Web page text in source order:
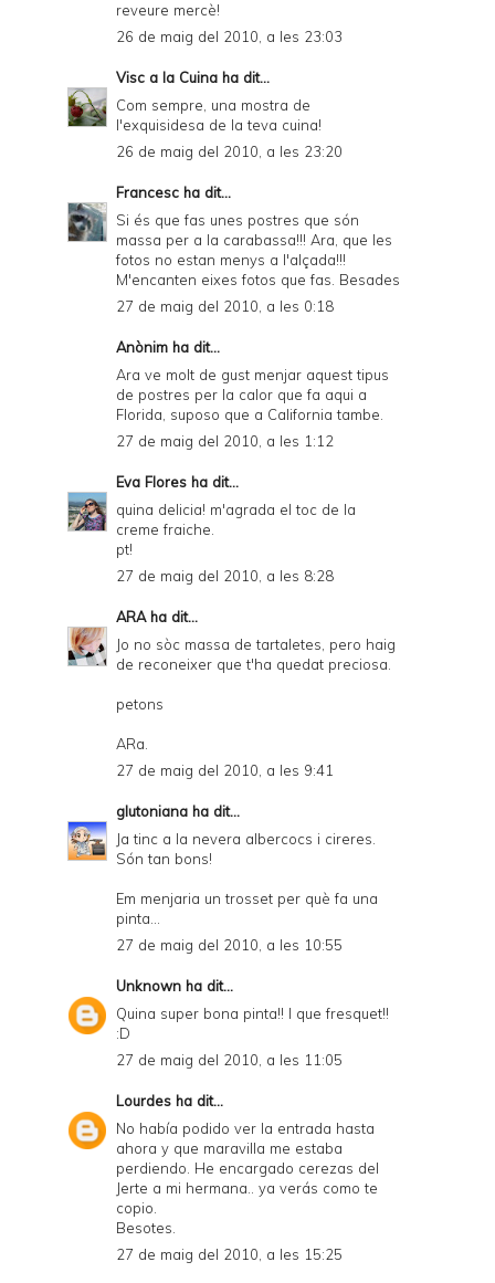
reveure mercè!
26 de maig del 2010, a les 23:03
Visc a la Cuina ha dit...
Com sempre, una mostra de
l'exquisidesa de la teva cuina!
26 de maig del 2010, a les 23:20
Francesc ha dit...
Si és que fas unes postres que són
massa per a la carabassa!!! Ara, que les
fotos no estan menys a l'alçada!!!
M'encanten eixes fotos que fas. Besades
27 de maig del 2010, a les 0:18
Anònim ha dit...
Ara ve molt de gust menjar aquest tipus
de postres per la calor que fa aqui a
Florida, suposo que a California tambe.
27 de maig del 2010, a les 1:12
Eva Flores ha dit...
quina delicia! m'agrada el toc de la
creme fraiche.
pt!
27 de maig del 2010, a les 8:28
ARAha dit...
Jo no sòc massa de tartaletes, pero haig
de reconeixer que t'ha quedat preciosa.
petons
ARa.
27 de maig del 2010, a les 9:41
glutoniana ha dit...
Ja tinc a la nevera albercocs i cireres.
Són tan bons!
Em menjaria un trosset per què fa una
pinta...
27 de maig del 2010, a les 10:55
Unknown ha dit...
Quina super bona pinta!! I que fresquet!!
:D
27 de maig del 2010, a les 11:05
Lourdes ha dit...
No había podido ver la entrada hasta
ahora y que maravilla me estaba
perdiendo. He encargado cerezas del
Jerte a mi hermana.. ya verás como te
copio.
Besotes.
27 de maig del 2010, a les 15:25